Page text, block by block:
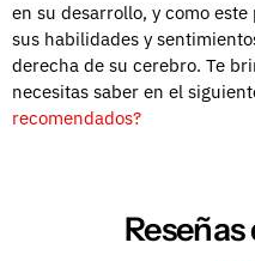
en su desarrollo, y como
sus habilidades y
derecha de su cerebro. Te
necesitas saber en el
recomendados?